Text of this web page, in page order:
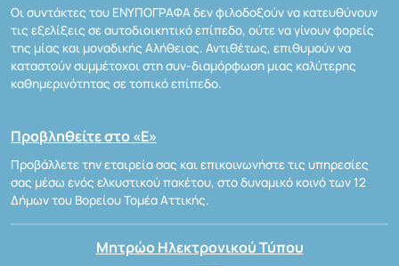
Οι συντάκτες του ΕΝΥΠΟΓΡΑΦΑ δεν φιλοδοξούν να κατευθύνουν
τις εξελίξεις σε αυτοδιοικητικό επίπεδο, ούτε να γίνουν φορείς
της μίας και μοναδικής Αλήθειας. Αντιθέτως, επιθυμούν να
καταστούν συμμέτοχοι στη συν-διαμόρφωση μιας καλύτερης
καθημερινότητας σε τοπικό επίπεδο.
Προβληθείτε στο «Ε»
Προβάλλετε την εταιρεία σας και επικοινωνήστε τις υπηρεσίες
σας μέσω ενός ελκυστικού πακέτου, στο δυναμικό κοινό των 12
Δήμων του Βορείου Τομέα Αττικής.
Μητρώο Ηλεκτρονικού Τύπου